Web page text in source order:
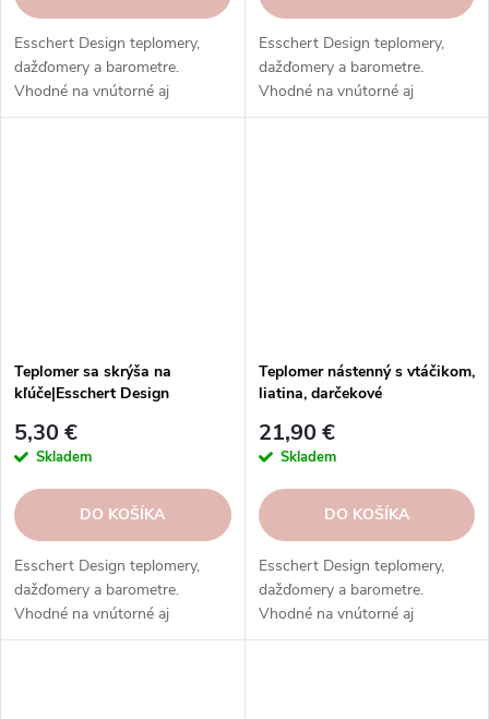
Esschert Design teplomery,
dažďomery a barometre.
Vhodné na vnútorné aj
vonkajšie použitie. Vysoká
Esschert Design teplomery,
dažďomery a barometre.
Vhodné na vnútorné aj
vonkajšie použitie. Vysoká
Teplomer sa skrýša na
kľúče|Esschert Design
5,30 €
Skladem
DO KOŠÍKA
Esschert Design teplomery,
dažďomery a barometre.
Vhodné na vnútorné aj
vonkajšie použitie. Vysoká
Teplomer nástenný s vtáčikom,
liatina, darčekové
21,90 €
Skladem
DO KOŠÍKA
Esschert Design teplomery,
dažďomery a barometre.
Vhodné na vnútorné aj
vonkajšie použitie. Vysoká